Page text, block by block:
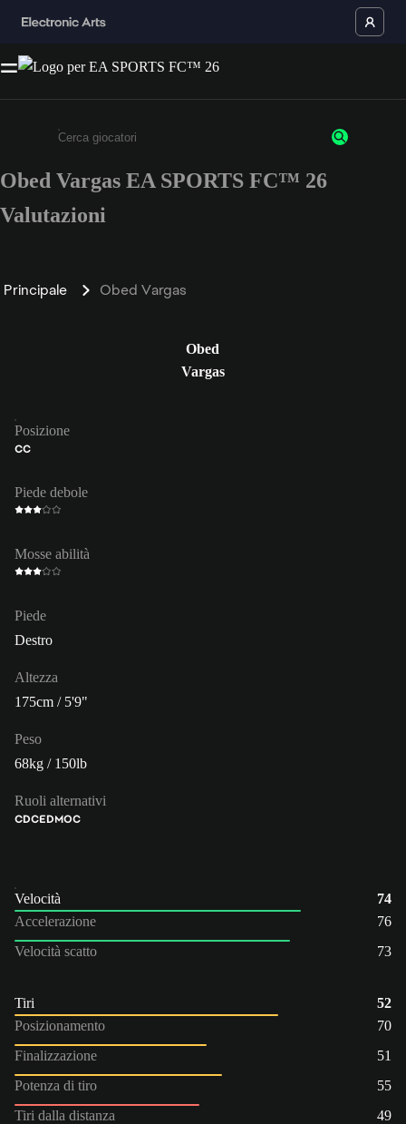
Inserisci un minimo di 3 caratteri o numeri.
Obed Vargas EA SPORTS FC™ 26
Valutazioni
Principale Obed Vargas
Obed
Vargas
Posizione
CC
Piede debole
Mosse abilità
Piede
Destro
Altezza
175cm / 5'9"
Peso
68kg / 150lb
Ruoli alternativi
CDCEDMOC
Velocità
74
Accelerazione
76
Velocità scatto
73
Tiri
52
Posizionamento
70
Finalizzazione
51
Potenza di tiro
55
Tiri dalla distanza
49